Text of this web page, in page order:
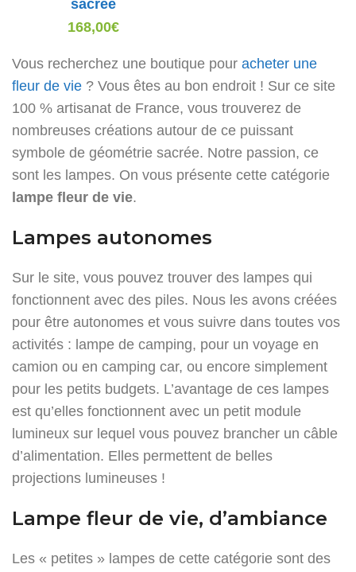
sacrée
168,00€
Vous recherchez une boutique pour acheter une
fleur de vie ? Vous êtes au bon endroit ! Sur ce site
100 % artisanat de France, vous trouverez de
nombreuses créations autour de ce puissant
symbole de géométrie sacrée. Notre passion, ce
sont les lampes. On vous présente cette catégorie
lampe fleur de vie.
Lampes autonomes
Sur le site, vous pouvez trouver des lampes qui
fonctionnent avec des piles. Nous les avons créées
pour être autonomes et vous suivre dans toutes vos
activités : lampe de camping, pour un voyage en
camion ou en camping car, ou encore simplement
pour les petits budgets. L’avantage de ces lampes
est qu’elles fonctionnent avec un petit module
lumineux sur lequel vous pouvez brancher un câble
d’alimentation. Elles permettent de belles
projections lumineuses !
Lampe fleur de vie, d’ambiance
Les « petites » lampes de cette catégorie sont des